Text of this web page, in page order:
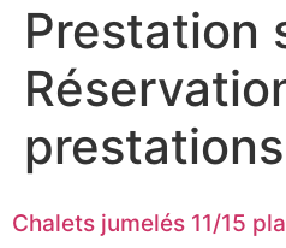
Prestation
prestations
Chalets jumelés 11/15